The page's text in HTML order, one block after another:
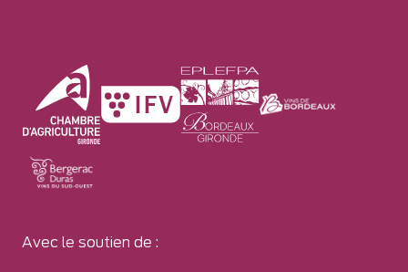
Avec le soutien de :